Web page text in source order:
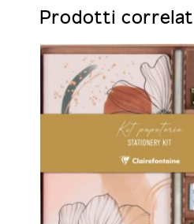
Prodotti